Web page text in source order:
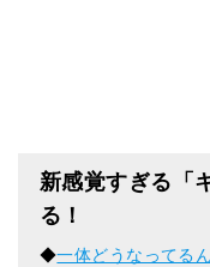
新感覚すぎる「
る！
◆一体どうなってる